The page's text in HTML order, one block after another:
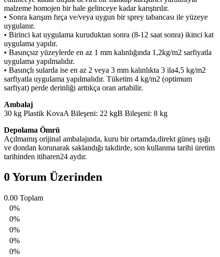
malzeme homojen bir hale gelinceye kadar karıştırılır.
• Sonra karışım fırça ve/veya uygun bir sprey tabancası ile yüzeye
uygulanır.
• Birinci kat uygulama kuruduktan sonra (8-12 saat sonra) ikinci kat
uygulama yapılır.
• Basınçsız yüzeylerde en az 1 mm kalınlığında 1,2kg/m2 sarfiyatla
uygulama yapılmalıdır.
• Basınçlı sularda ise en az 2 veya 3 mm kalınlıkta 3 ila4,5 kg/m2
sarfiyatla uygulama yapılmalıdır. Tüketim 4 kg/m2 (optimum
sarfiyat) perde derinliği arttıkça oran artabilir.
Ambalaj
30 kg Plastik KovaA Bileşeni: 22 kgB Bileşeni: 8 kg
Depolama Ömrü
Açılmamış orijinal ambalajında, kuru bir ortamda,direkt güneş ışığı
ve dondan korunarak saklandığı takdirde, son kullanma tarihi üretim
tarihinden itibaren24 aydır.
0 Yorum Üzerinden
0.00 Toplam
0%
0%
0%
0%
0%